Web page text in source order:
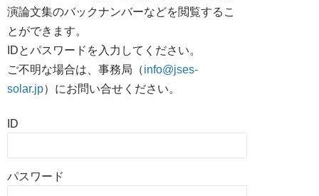
演論文集のバックナンバーなどを閲覧するこ
とができます。
IDとパスワードを入力してください。
ご不明な場合は、事務局（info@jses-
solar.jp）にお問い合せください。
ID
パスワード